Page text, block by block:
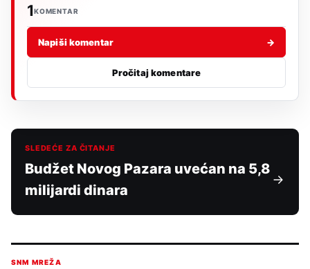
1KOMENTAR
Napiši komentar →
Pročitaj komentare
SLEDEĆE ZA ČITANJE
Budžet Novog Pazara uvećan na 5,8
milijardi dinara
SNM MREŽA